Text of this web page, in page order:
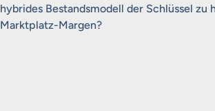
hybrides Bestandsmodell der Schlüssel zu
Marktplatz-Margen?